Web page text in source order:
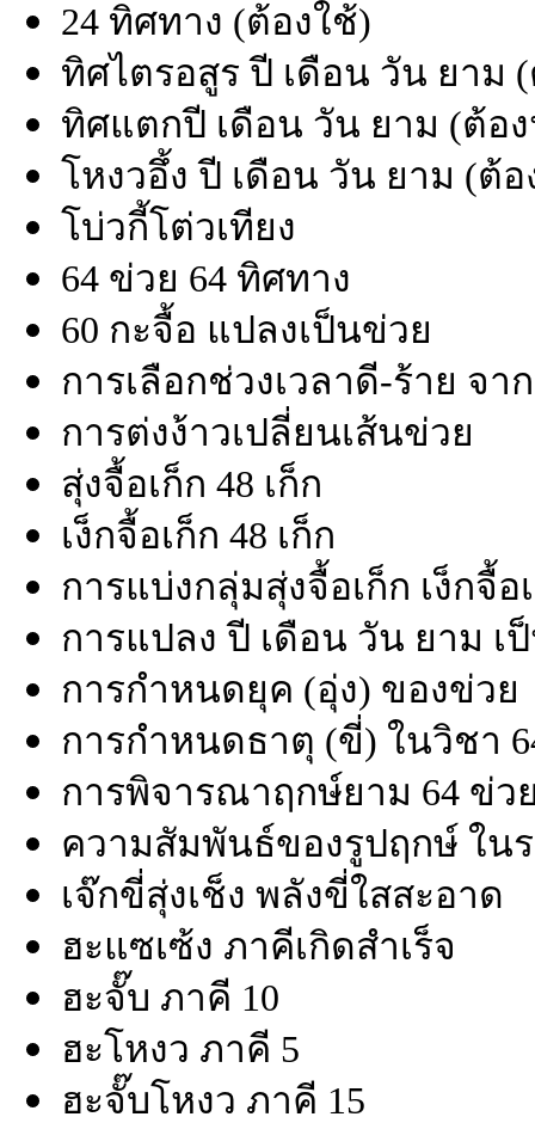
24 ทิศทาง (ต้องใช้)
ทิศไตรอสูร ปี เดือน วัน ยาม
ทิศแตกปี เดือน วัน ยาม (ต้อ
โหงวอึ้ง ปี เดือน วัน ยาม (ต้
โบ่วกี้โต่วเทียง
64 ข่วย 64 ทิศทาง
60 กะจื้อ แปลงเป็นข่วย
การเลือกช่วงเวลาดี-ร้าย จา
การต่งง้าวเปลี่ยนเส้นข่วย
สุ่งจื้อเก็ก 48 เก็ก
เง็กจื้อเก็ก 48 เก็ก
การแบ่งกลุ่มสุ่งจื้อเก็ก เง็กจื้อ
การแปลง ปี เดือน วัน ยาม เ
การกำหนดยุค (อุ่ง) ของข่วย
การกำหนดธาตุ (ขี่) ในวิชา
การพิจารณาฤกษ์ยาม 64 ข่ว
ความสัมพันธ์ของรูปฤกษ์ ใน
เจ๊กขี่สุ่งเช็ง พลังขี่ใสสะอาด
ฮะแซเซ้ง ภาคีเกิดสำเร็จ
ฮะจั๊บ ภาคี 10
ฮะโหงว ภาคี 5
ฮะจั๊บโหงว ภาคี 15